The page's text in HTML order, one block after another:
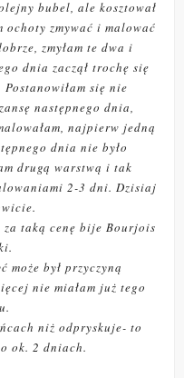
bubel, ale kosztował
ochoty zmywać i malować
zmyłam te dwa i
dnia zaczął trochę się
się nie
następnego dnia,
najpierw jedną
dnia nie było
drugą warstwą i tak
2-3 dni. Dzisiaj
za taką cenę bije Bourjois
może był przyczyną
nie miałam już tego
niż odpryskuje- to
ok. 2 dniach.